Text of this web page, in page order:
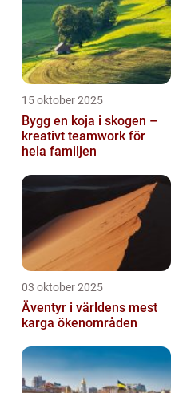
15 oktober 2025
Bygg en koja i skogen –
kreativt teamwork för
hela familjen
03 oktober 2025
Äventyr i världens mest
karga ökenområden